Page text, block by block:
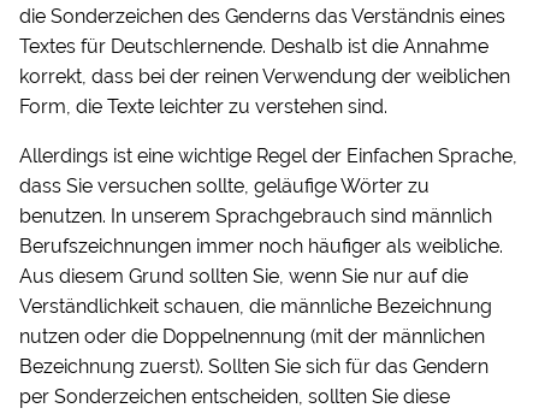
die Sonderzeichen des Genderns das Verständnis eines
Textes für Deutschlernende. Deshalb ist die Annahme
korrekt, dass bei der reinen Verwendung der weiblichen
Form, die Texte leichter zu verstehen sind.
Allerdings ist eine wichtige Regel der Einfachen Sprache,
dass Sie versuchen sollte, geläufige Wörter zu
benutzen. In unserem Sprachgebrauch sind männlich
Berufszeichnungen immer noch häufiger als weibliche.
Aus diesem Grund sollten Sie, wenn Sie nur auf die
Verständlichkeit schauen, die männliche Bezeichnung
nutzen oder die Doppelnennung (mit der männlichen
Bezeichnung zuerst). Sollten Sie sich für das Gendern
per Sonderzeichen entscheiden, sollten Sie diese